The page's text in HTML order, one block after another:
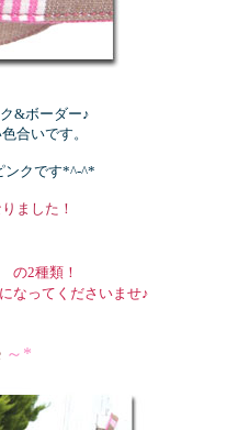
&ボーダー♪
合いです。
ンクです*^-^*
ました！
2種類！
なってくださいませ♪
～*